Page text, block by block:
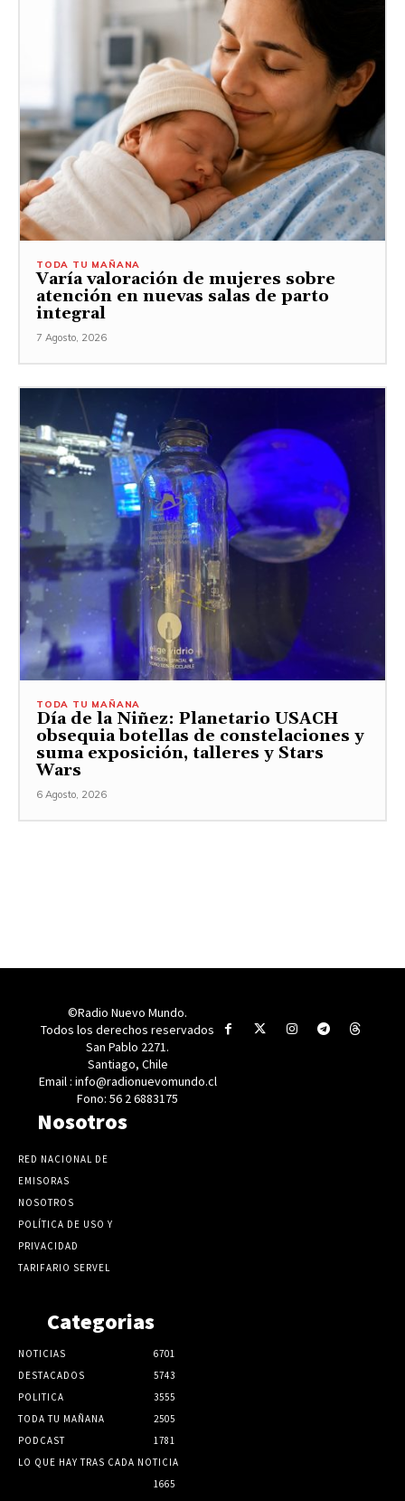
TODA TU MAÑANA
Varía valoración de mujeres sobre
atención en nuevas salas de parto
integral
7 Agosto, 2026
TODA TU MAÑANA
Día de la Niñez: Planetario USACH
obsequia botellas de constelaciones y
suma exposición, talleres y Stars
Wars
6 Agosto, 2026
©Radio Nuevo Mundo.
Todos los derechos reservados
San Pablo 2271.
Santiago, Chile
Email : info@radionuevomundo.cl
Fono: 56 2 6883175
Nosotros
RED NACIONAL DE
EMISORAS
NOSOTROS
POLÍTICA DE USO Y
PRIVACIDAD
TARIFARIO SERVEL
Categorias
NOTICIAS
6701
DESTACADOS
5743
POLITICA
3555
TODA TU MAÑANA
2505
PODCAST
1781
LO QUE HAY TRAS CADA NOTICIA
1665